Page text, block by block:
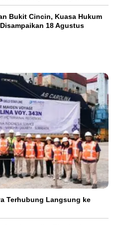
Bukit Cincin, Kuasa Hukum
18 Agustus
Terhubung Langsung ke